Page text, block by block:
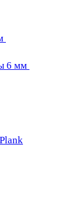
6 мм